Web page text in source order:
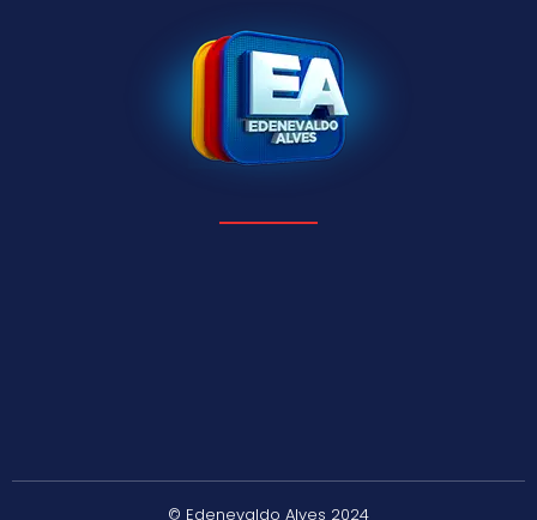
© Edenevaldo Alves 2024